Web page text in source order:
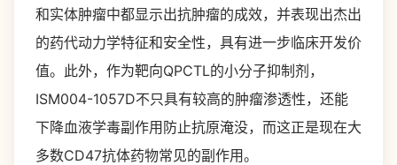
和实体肿瘤中都显示出抗肿瘤的成效，并表现出杰出
的药代动力学特征和安全性，具有进一步临床开发价
值。此外，作为靶向QPCTL的小分子抑制剂，
ISM004-1057D不只具有较高的肿瘤渗透性，还能
下降血液学毒副作用防止抗原淹没，而这正是现在大
多数CD47抗体药物常见的副作用。